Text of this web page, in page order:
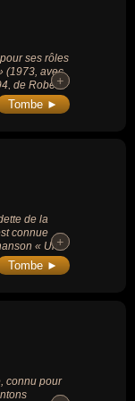
ses rôles
(1973, avec
de Robert
de Steven
Il a joué
noir
le
+
+
Tombe ►
de la
connue
« Un+
+
Tombe ►
connu pour